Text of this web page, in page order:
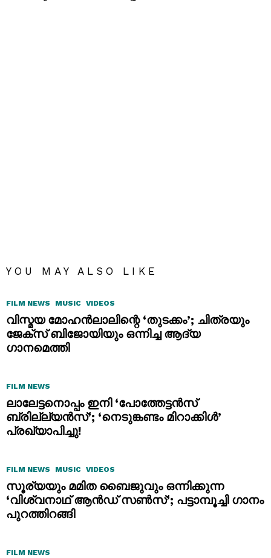
YOU MAY ALSO LIKE
FILM NEWS MUSIC VIDEOS
വിസ്മയ മോഹൻലാലിന്റെ ‘തുടക്കം’; ചിത്രയും
ജേക്സ് ബിജോയിയും ഒന്നിച്ച ആദ്യ
ഗാനമെത്തി
FILM NEWS
ലാലേട്ടനൊപ്പം ഇനി ‘പോത്തേട്ടൻസ്
ബ്രില്ല്യൻസ്’; ‘നെടുങ്കണ്ടം മിറാക്കിൾ’
പ്രഖ്യാപിച്ചു!
FILM NEWS MUSIC VIDEOS
സൂര്യയും മമിത ബൈജുവും ഒന്നിക്കുന്ന
‘വിശ്വനാഥ് ആൻഡ് സൺസ്’; പട്ടാമ്പൂച്ചി ഗാനം
പുറത്തിറങ്ങി
FILM NEWS